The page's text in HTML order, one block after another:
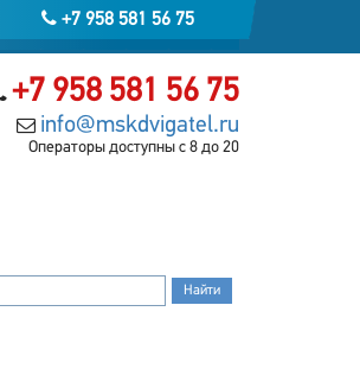
+7 958 581 56 75
+7 958 581 56 75
info@mskdvigatel.ru
Операторы доступны с 8 до 20